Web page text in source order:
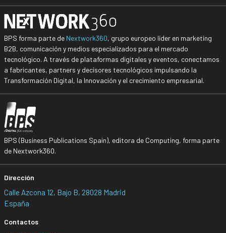
BPS forma parte de Nextwork360, grupo europeo líder en marketing
B2B, comunicación y medios especializados para el mercado
tecnológico. A través de plataformas digitales y eventos, conectamos
a fabricantes, partners y decisores tecnológicos impulsando la
Transformación Digital, la Innovación y el crecimiento empresarial.
BPS (Business Publications Spain), editora de Computing, forma parte
de Nextwork360.
Dirección
Calle Azcona 12, Bajo B, 28028 Madrid
España
Contactos